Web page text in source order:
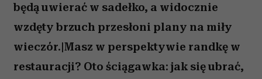
będą uwierać w sadełko, a widocznie
wzdęty brzuch przesłoni plany na miły
wieczór.|Masz w perspektywie randkę w
restauracji? Oto ściągawka: jak się ubrać,